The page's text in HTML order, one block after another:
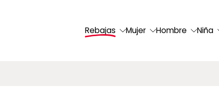
Rebajas Mujer Hombre Niña